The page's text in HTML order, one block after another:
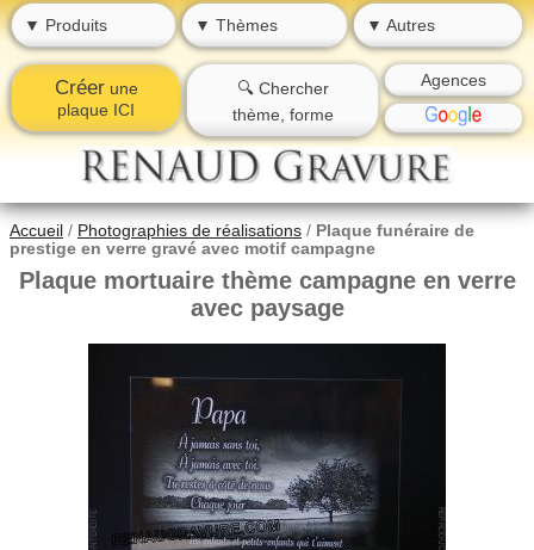
▼ Produits ▼ Thèmes ▼ Autres
Créerune
plaque ICI
🔍 Chercher
thème, forme
Agences
Accueil / Photographies de réalisations / Plaque funéraire de
prestige en verre gravé avec motif campagne
Plaque mortuaire thème campagne en verre
avec paysage